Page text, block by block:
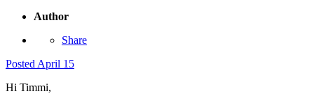
Author
Share
Posted April 15
Hi Timmi,